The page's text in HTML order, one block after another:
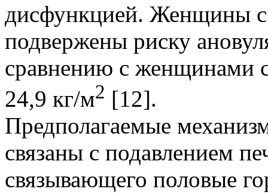
дисфункцией. Женщины
подвержены риску
сравнению с
24,9 кг/м2 [12].
Предполагаемые
связаны с подавлением
связывающего половые